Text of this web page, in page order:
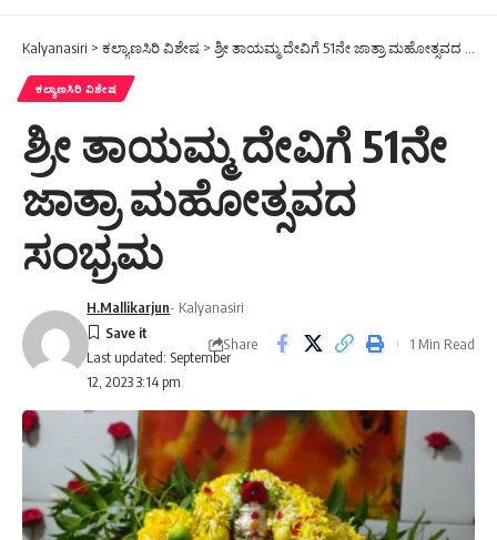
Kalyanasiri > ಕಲ್ಯಾಣಸಿರಿ ವಿಶೇಷ > ಶ್ರೀ ತಾಯಮ್ಮ ದೇವಿಗೆ 51ನೇ ಜಾತ್ರಾ ಮಹೋತ್ಸವದ ಸಂಭ್ರಮ
ಕಲ್ಯಾಣಸಿರಿ ವಿಶೇಷ
ಶ್ರೀ ತಾಯಮ್ಮ ದೇವಿಗೆ 51ನೇ
ಜಾತ್ರಾ ಮಹೋತ್ಸವದ
ಸಂಭ್ರಮ
Last updated: September
12, 2023 3:14 pm
H.Mallikarjun- Kalyanasiri
Share 1 Min Read